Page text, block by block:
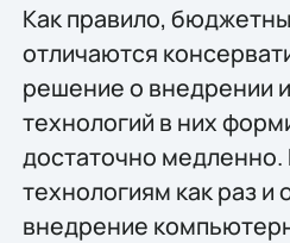
Как правило,
отличаются
решение о внедрении
технологий в них
достаточно медленно.
технологиям как раз и
внедрение